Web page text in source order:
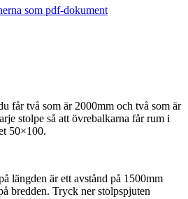
som pdf-dokument
får två som är 2000mm och två som är
stolpe så att övrebalkarna får rum i
50×100.
längden är ett avstånd på 1500mm
bredden. Tryck ner stolpspjuten